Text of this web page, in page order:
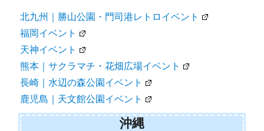
北九州｜勝山公園・門司港レトロイベント
福岡イベント
天神イベント
熊本｜サクラマチ・花畑広場イベント
長崎｜水辺の森公園イベント
鹿児島｜天文館公園イベント
沖縄